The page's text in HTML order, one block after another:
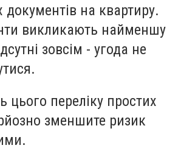
документів на квартиру.
викликають найменшу
зовсім - угода не
переліку простих
зменшите ризик